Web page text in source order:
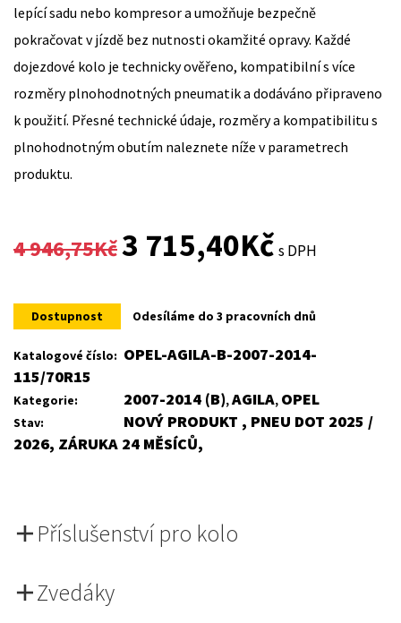
lepící sadu nebo kompresor a umožňuje bezpečně
pokračovat v jízdě bez nutnosti okamžité opravy. Každé
dojezdové kolo je technicky ověřeno, kompatibilní s více
rozměry plnohodnotných pneumatik a dodáváno připraveno
k použití. Přesné technické údaje, rozměry a kompatibilitu s
plnohodnotným obutím naleznete níže v parametrech
produktu.
4 946,75Kč
Original
was:
4
3 715,40KčCurrent
is:
3
s DPH
Dostupnost Odesíláme do 3 pracovních dnů
Katalogové číslo: OPEL-AGILA-B-2007-2014-
115/70R15
Kategorie: 2007-2014 (B),AGILA, OPEL
Stav:
NOVÝ PRODUKT , PNEU DOT 2025 /
2026, ZÁRUKA 24 MĚSÍCŮ,
Příslušenství pro kolo
Zvedáky